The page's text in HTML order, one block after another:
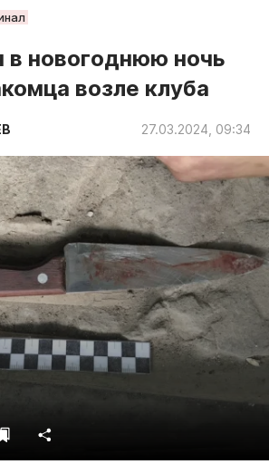
и ЖКХ
в новогоднюю ночь
возле клуба
27.03.2024, 09:34